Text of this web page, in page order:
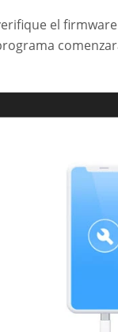
el firmware